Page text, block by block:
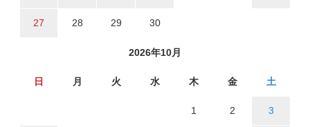
27 28 29 30
2026年10月
日 月 火 水 木 金 土
1 2 3